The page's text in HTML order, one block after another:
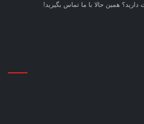
همین حالا با ما تماس بگیرید!